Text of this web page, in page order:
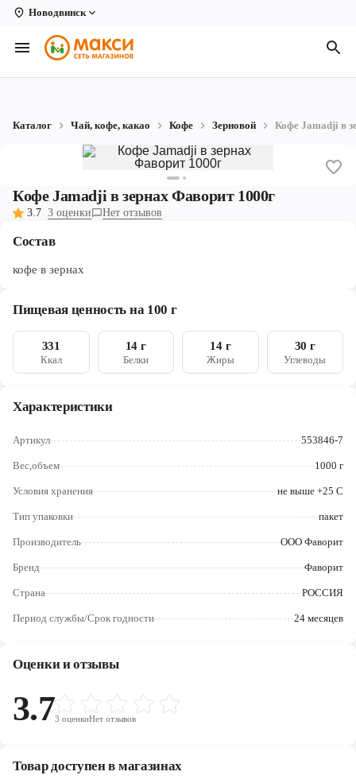
Новодвинск
Вологда
Архангельск
Коряжма
Котлас
Новодвинск
Северодвинск
Череповец
Каталог Чай, кофе, какао Кофе Зерновой Кофе Jamadji в
Кофе Jamadji в зернах Фаворит 1000г
3.7 3 оценки Нет отзывов
Состав
кофе в зернах
Пищевая ценность на 100 г
331
Ккал
14 г
Белки
14 г
Жиры
30 г
Углеводы
Характеристики
Артикул 553846-7
Вес,объем 1000 г
Условия хранения не выше +25 С
Тип упаковки пакет
Производитель ООО Фаворит
Бренд Фаворит
Страна РОССИЯ
Период службы/Срок годности 24 месяцев
Оценки и отзывы
3.73 оценкиНет отзывов
Товар доступен в магазинах